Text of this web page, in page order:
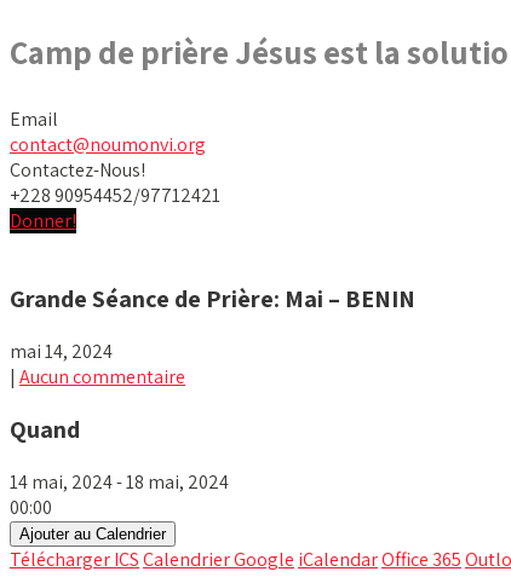
Camp de prière Jésus est la
Email
contact@noumonvi.org
Contactez-Nous!
+228 90954452/97712421
Donner!
Grande Séance de Prière: Mai – BENIN
mai 14, 2024
| Aucun commentaire
Quand
14 mai, 2024 - 18 mai, 2024
00:00
Ajouter au Calendrier
Télécharger ICSCalendrier Google iCalendarOffice 365